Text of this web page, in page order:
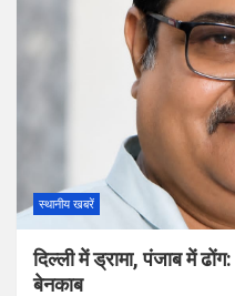
स्थानीय खबरें
दिल्ली में ड्रामा, पंजाब में
बेनकाब